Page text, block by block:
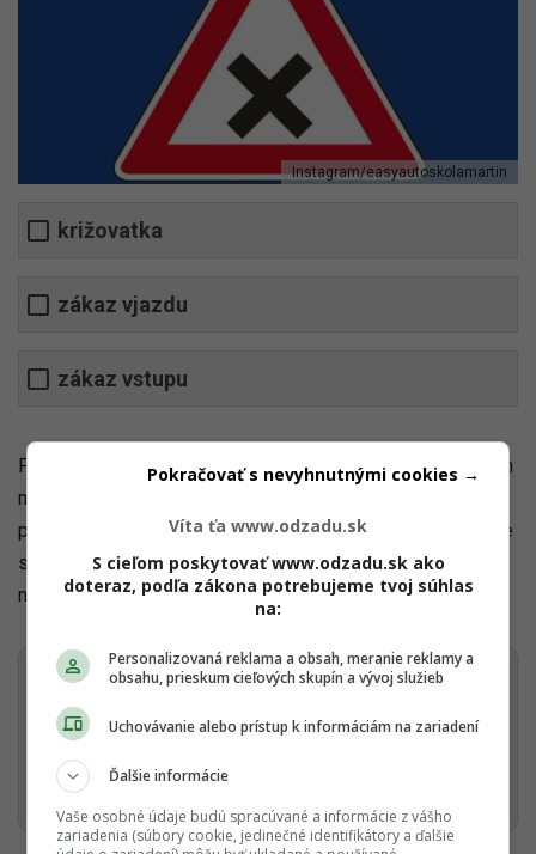
Instagram/easyautoskolamartin
križovatka
zákaz vjazdu
zákaz vstupu
Pravidlá cestnej premávky sa ešte stále určitým spôsobom
modifikujú. Ale dopravné značky zostávajú stále rovnaké, a
preto je pre teba nutnosť ich ovládať. Mohlo by sa ti stať, že
spôsobíš nejakú nehodu už len preto, lebo si napríklad
nedala prednosť v jazde. Neber to na ľahkú váhu.
Dostaň Odzadu do svojich Google
odporúčaní
Pridať ako preferovaný zdroj
Víta ťa www.odzadu.sk
S cieľom poskytovať www.odzadu.sk ako
doteraz, podľa zákona potrebujeme tvoj súhlas
na:
Personalizovaná reklama a obsah, meranie reklamy a
obsahu, prieskum cieľových skupín a vývoj služieb
Uchovávanie alebo prístup k informáciám na zariadení
Ďalšie informácie
Vaše osobné údaje budú spracúvané a informácie z vášho
zariadenia (súbory cookie, jedinečné identifikátory a ďalšie
Pokračovať s nevyhnutnými cookies →